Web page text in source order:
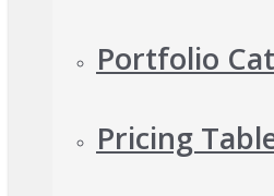
Portfolio
Pricing